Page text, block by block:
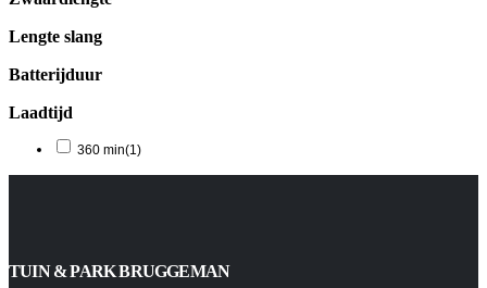
Lengte slang
Batterijduur
Laadtijd
360 min(1)
TUIN & PARK BRUGGEMAN